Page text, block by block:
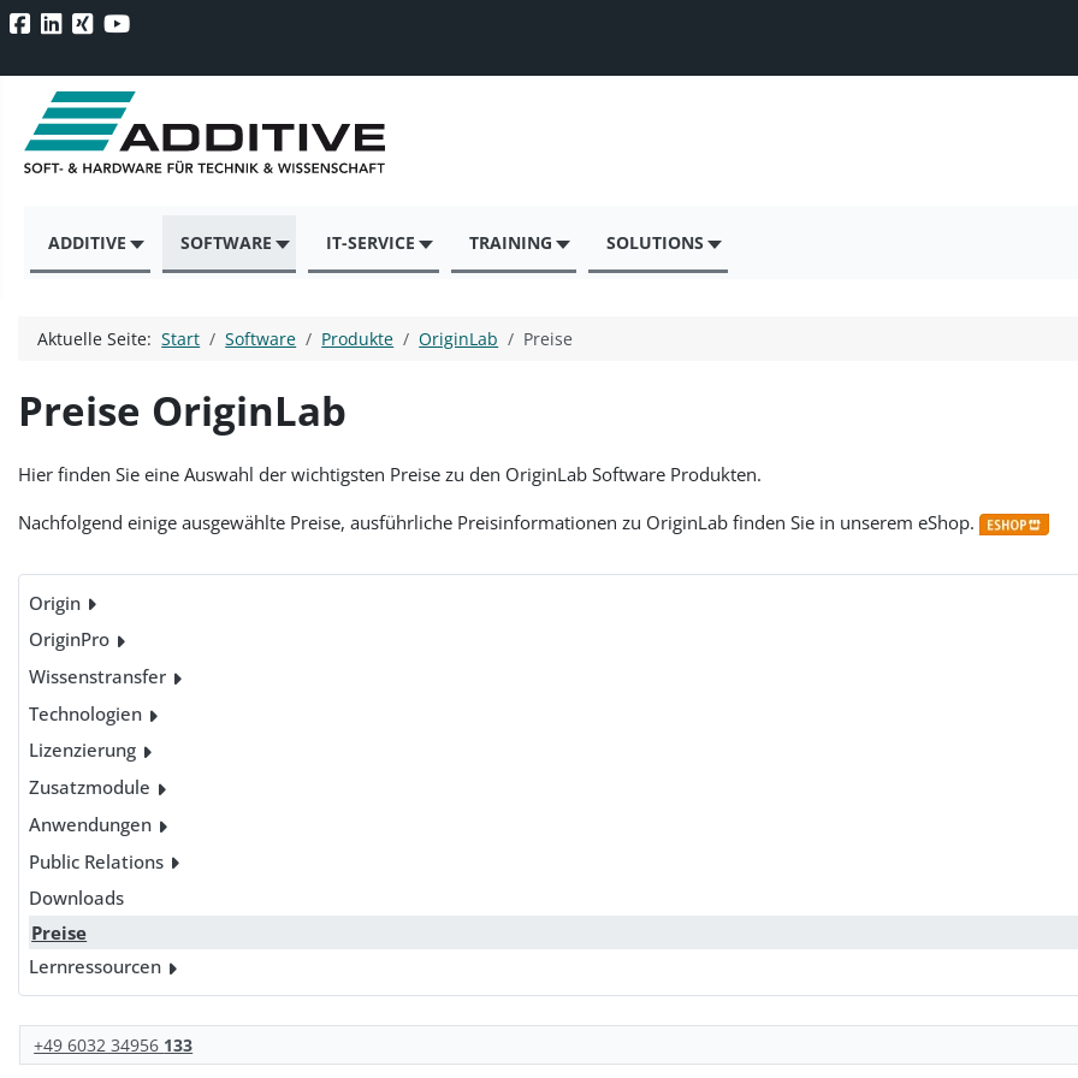
ADDITIVE SOFTWARE IT-SERVICE TRAINING SOLUTIONS
Origin
OriginPro
Wissenstransfer
Technologien
Lizenzierung
Zusatzmodule
Anwendungen
Public Relations
Downloads
Preise
Lernressourcen
+49 6032 34956 133
Aktuelle Seite:Start Software Produkte OriginLab Preise
Preise OriginLab
Hier finden Sie eine Auswahl der wichtigsten Preise zu den OriginLab Software Produkten.
Nachfolgend einige ausgewählte Preise, ausführliche Preisinformationen zu OriginLab finden Sie in unserem eShop.